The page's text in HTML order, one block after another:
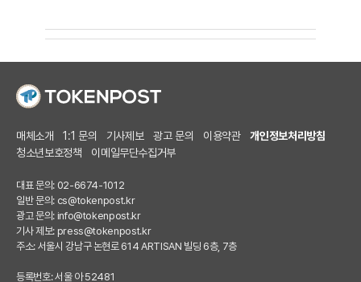
매체소개 1:1 문의 기사제보 광고 문의 이용약관
개인정보처리방침
청소년보호정책
이메일무단수집거부
대표 문의: 02-6674-1012
일반 문의: cs@tokenpost.kr
광고 문의: info@tokenpost.kr
기사 제보: press@tokenpost.kr
주소: 서울시 강남구 논현로 614 ARTISAN 빌딩 6층, 7층
등록번호: 서울 아 52481